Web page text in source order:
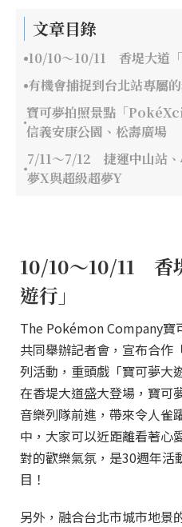
文章目錄
10/10～10/11 香堤大道「
有機會捕捉到台北站專屬
寶可夢拍照景點「
信義安康公園、松壽廣場
7/11～7/12 捷運中山站、
夢X與超級超夢Y
10/10～10/11 香
遊行」
The Pokémon Company寶
共同舉辦記者會，宣布合作
列活動，重頭戲「寶可夢大
在香堤大道盛大登場，寶可
音樂列隊前進，帶來令人雀
中，大家可以近距離看著心
對的歡樂氣氛，是30週年活
目！
另外，融合台北市城市地景